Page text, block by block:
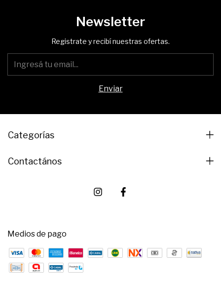
Newsletter
Registrate y recibí nuestras ofertas.
Categorías
Contactános
Medios de pago